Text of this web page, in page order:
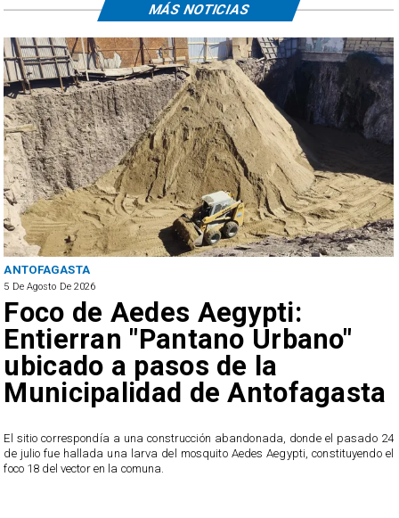
ANTOFAGASTA
5 De Agosto De 2026
Foco de Aedes Aegypti:
Entierran "Pantano Urbano"
ubicado a pasos de la
Municipalidad de Antofagasta
El sitio correspondía a una construcción abandonada, donde el pasado 24
de julio fue hallada una larva del mosquito Aedes Aegypti, constituyendo el
foco 18 del vector en la comuna.
MÁS NOTICIAS